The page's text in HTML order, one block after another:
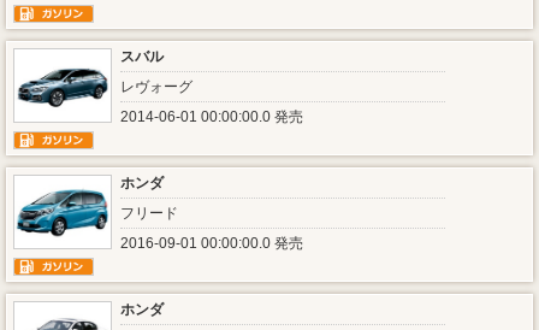
スバル
レヴォーグ
2014-06-01 00:00:00.0 発売
ホンダ
フリード
2016-09-01 00:00:00.0 発売
ホンダ